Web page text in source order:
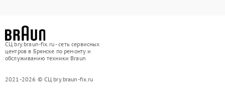
СЦ bry.braun-fix.ru - сеть сервисных
центров в Брянске по ремонту и
обслуживанию техники Braun
2021-2026 © СЦ bry.braun-fix.ru